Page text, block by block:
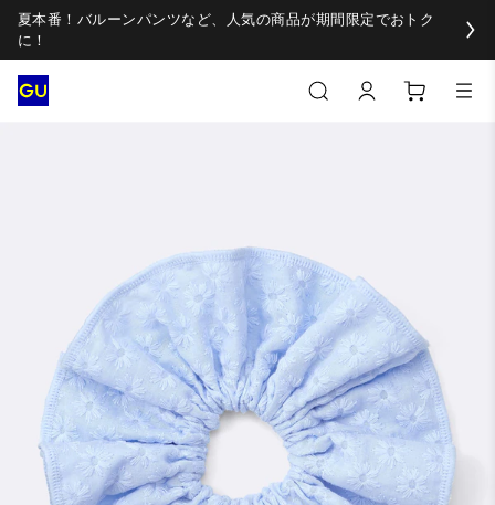
夏本番！バルーンパンツなど、人気の商品が期間限定でおトク
に！